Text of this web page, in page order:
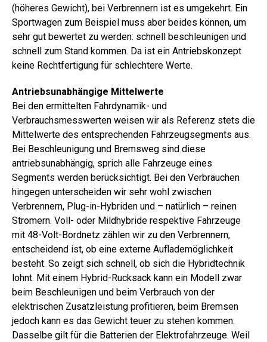
(höheres Gewicht), bei Verbrennern ist es umgekehrt. Ein
Sportwagen zum Beispiel muss aber beides können, um
sehr gut bewertet zu werden: schnell beschleunigen und
schnell zum Stand kommen. Da ist ein Antriebskonzept
keine Rechtfertigung für schlechtere Werte.
Antriebsunabhängige Mittelwerte
Bei den ermittelten Fahrdynamik- und
Verbrauchsmesswerten weisen wir als Referenz stets die
Mittelwerte des entsprechenden Fahrzeugsegments aus.
Bei Beschleunigung und Bremsweg sind diese
antriebsunabhängig, sprich alle Fahrzeuge eines
Segments werden berücksichtigt. Bei den Verbräuchen
hingegen unterscheiden wir sehr wohl zwischen
Verbrennern, Plug-in-Hybriden und – natürlich – reinen
Stromern. Voll- oder Mildhybride respektive Fahrzeuge
mit 48-Volt-Bordnetz zählen wir zu den Verbrennern,
entscheidend ist, ob eine externe Auflademöglichkeit
besteht. So zeigt sich schnell, ob sich die Hybridtechnik
lohnt. Mit einem Hybrid-Rucksack kann ein Modell zwar
beim Beschleunigen und beim Verbrauch von der
elektrischen Zusatzleistung profitieren, beim Bremsen
jedoch kann es das Gewicht teuer zu stehen kommen.
Dasselbe gilt für die Batterien der Elektrofahrzeuge. Weil